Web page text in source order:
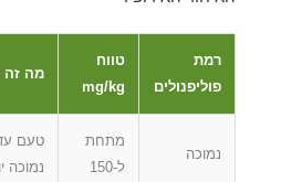
רמת
פוליפנולים
טווח
mg/kg
מה זה
נמוכה
מתחת
ל-150
טעם
נמוכה